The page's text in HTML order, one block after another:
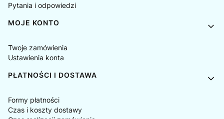
Pytania i odpowiedzi
MOJE KONTO
Twoje zamówienia
Ustawienia konta
PŁATNOŚCI I DOSTAWA
Formy płatności
Czas i koszty dostawy